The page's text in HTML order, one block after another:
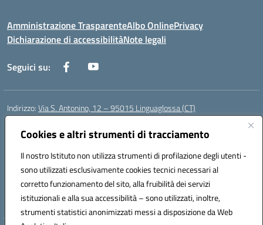
Cookies e altri strumenti di tracciamento
Il nostro Istituto non utilizza strumenti di profilazione degli utenti -
sono utilizzati esclusivamente cookies tecnici necessari al
corretto funzionamento del sito, alla fruibilità dei servizi
istituzionali e alla sua accessibilità – sono utilizzati, inoltre,
strumenti statistici anonimizzati messi a disposizione da Web
Amministrazione TrasparenteAlbo OnlinePrivacy
Dichiarazione di accessibilitàNote legali
Seguici su:
Indirizzo:Via S. Antonino, 12 – 95015 Linguaglossa (CT)
Centralino:
Posta elettronica certificata (PEC):ctic83200r@pec.istruzione.it
Codice fiscale: 83002470876
Codice meccanografico:CTIC83200R
Codice Indice delle Pubbliche Amministrazioni (IPA): istsc_CTIC83200R
Codice unico di fatturazione (CUF): UF7TEB